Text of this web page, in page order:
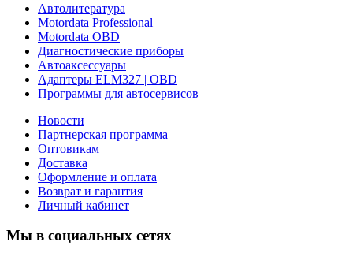
Автолитература
Motordata Professional
Motordata OBD
Диагностические приборы
Автоаксессуары
Адаптеры ELM327 | OBD
Программы для автосервисов
Новости
Партнерская программа
Оптовикам
Доставка
Оформление и оплата
Возврат и гарантия
Личный кабинет
Мы в социальных сетях